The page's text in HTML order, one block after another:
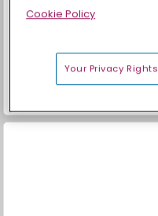
Cookie Policy
Your Privacy Rights